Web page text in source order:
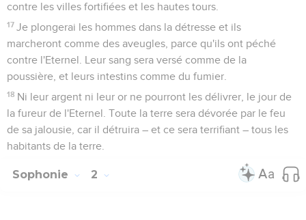
contre les villes fortifiées et les hautes tours.
17 Je plongerai les hommes dans la détresse et ils
marcheront comme des aveugles, parce qu'ils ont péché
contre l'Eternel. Leur sang sera versé comme de la
poussière, et leurs intestins comme du fumier.
18 Ni leur argent ni leur or ne pourront les délivrer, le jour de
la fureur de l'Eternel. Toute la terre sera dévorée par le feu
de sa jalousie, car il détruira – et ce sera terrifiant – tous les
habitants de la terre.
Sophonie 2